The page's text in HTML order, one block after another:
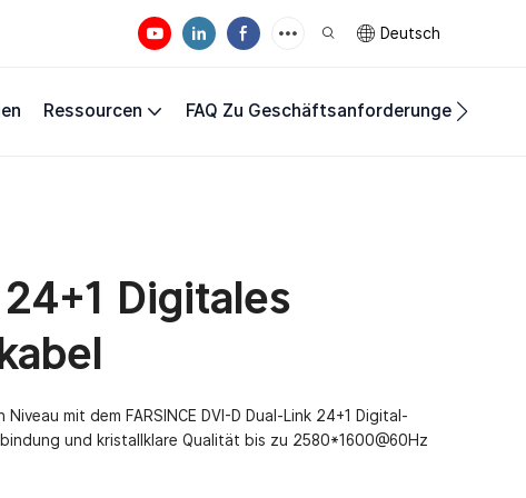
Deutsch
Ressourcen FAQ Zu Geschäftsanforderungen
Digitales
mit dem FARSINCE DVI-D Dual-Link 24+1 Digital-
und kristallklare Qualität bis zu 2580*1600@60Hz